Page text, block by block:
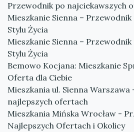
Przewodnik po najciekawszych
Mieszkanie Sienna –
Stylu Życia
Mieszkanie Sienna –
Stylu Życia
Bemowo Kocjana: Mieszkanie
Oferta dla Ciebie
Mieszkania ul. Sienna
najlepszych ofertach
Mieszkania Mińska Wrocław -
Najlepszych Ofertach i Okolicy